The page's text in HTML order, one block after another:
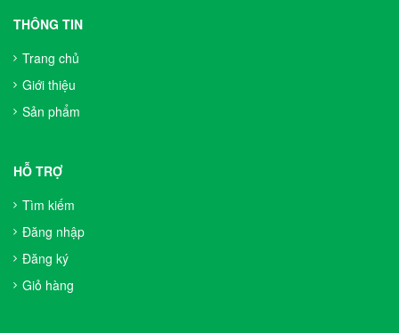
THÔNG TIN
Trang chủ
Giới thiệu
Sản phẩm
HỖ TRỢ
Tìm kiếm
Đăng nhập
Đăng ký
Giỏ hàng